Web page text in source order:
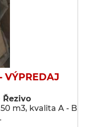
VÝPREDAJ
Řezivo
m3, kvalita A - B